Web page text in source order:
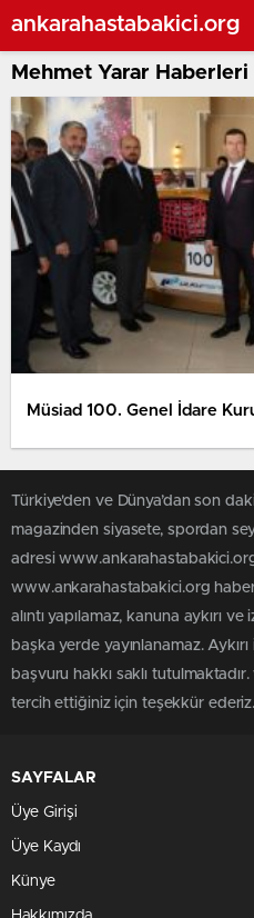
ankarahastabakici.org
Mehmet Yarar Haberleri
Müsiad 100. Genel İdare
Türkiye'den ve Dünya’dan son
magazinden siyasete, spordan
adresi
www.ankarahastabakici.org
alıntı yapılamaz, kanuna aykırı
başka yerde yayınlanamaz.
başvuru hakkı saklı
tercih ettiğiniz için teşekkür ederiz.
SAYFALAR
Üye Girişi
Üye Kaydı
Künye